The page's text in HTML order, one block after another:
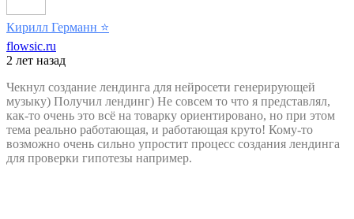
Кирилл Германн ⭐️
flowsic.ru
2 лет назад
Чекнул создание лендинга для нейросети генерирующей
музыку) Получил лендинг) Не совсем то что я представлял,
как-то очень это всё на товарку ориентировано, но при этом
тема реально работающая, и работающая круто! Кому-то
возможно очень сильно упростит процесс создания лендинга
для проверки гипотезы например.